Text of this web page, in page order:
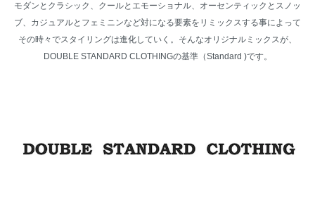
モダンとクラシック、クールとエモーショナル、オーセンティックとスノッ
ブ、カジュアルとフェミニンなど対になる要素をリミックスする事によって
その時々でスタイリングは進化していく。そんなオリジナルミックスが、
DOUBLE STANDARD CLOTHINGの基準（Standard )です。